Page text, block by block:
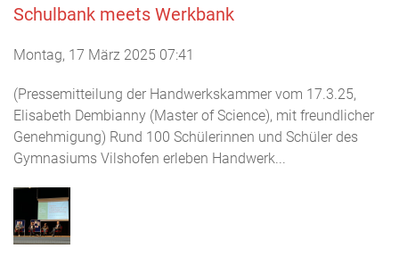
Schulbank meets Werkbank
Montag, 17 März 2025 07:41
(Pressemitteilung der Handwerkskammer vom 17.3.25,
Elisabeth Dembianny (Master of Science), mit freundlicher
Genehmigung) Rund 100 Schülerinnen und Schüler des
Gymnasiums Vilshofen erleben Handwerk...